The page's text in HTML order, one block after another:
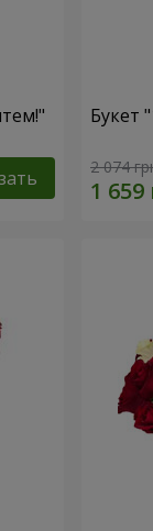
Букет
2 074